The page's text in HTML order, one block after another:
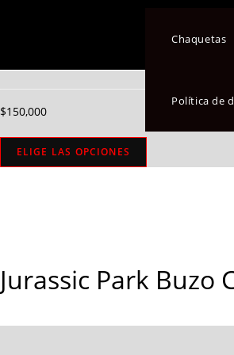
Chaquetas
Política de
Jurassic Park
$150,000
ELIGE LAS OPCIONES
Jurassic Park Buzo